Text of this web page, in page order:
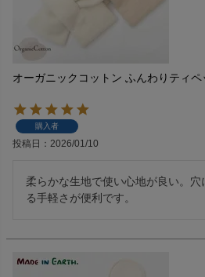
オーガニックコットン ふんわりティペ
購入者
投稿日 2026/01/10
柔らかな生地で使い心地が良い。
る手軽さが便利です。